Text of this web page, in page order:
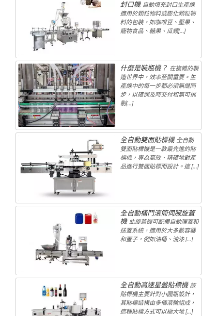
封口機 自動填充封口生產線
適用於顆粒物料或膨化顆粒物
料的包裝，如咖啡豆、堅果、
寵物食品、糖果、瓜類[…]
什麼是裝瓶機？ 在複雜的製
造世界中，效率至關重要。生
產線中的每一步都必須無縫同
步，以確保及時交付和無可挑
剔[...]
全自動雙面貼標機 全自動
雙面貼標機是一款最先進的貼
標機，專為高效、精確地對產
品進行雙面貼標而設計。這 […]
全自動桶鬥滾筒伺服旋蓋
機 此旋蓋機可配備自動理蓋和
送蓋系統，適用於大多數容器
和蓋子，例如油桶、油漆 […]
全自動高速星盤貼標機 該
貼標機主要針對小圓瓶設計，
其貼標結構由多個滾輪組成，
這種貼標方式可以極大地 […]